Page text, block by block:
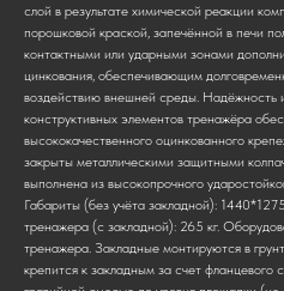
слой в результате химической реакции
порошковой краской, запечённой в печи
контактными или ударными зонами
цинкования, обеспечивающим
воздействию внешней среды. Надёжность
конструктивных элементов тренажёра
высококачественного оцинкованного
закрыты металлическими защитными
выполнена из высокопрочного
Габариты (без учёта закладной):
тренажера (с закладной): 265 кг.
тренажера. Закладные монтируются в
крепится к закладным за счет